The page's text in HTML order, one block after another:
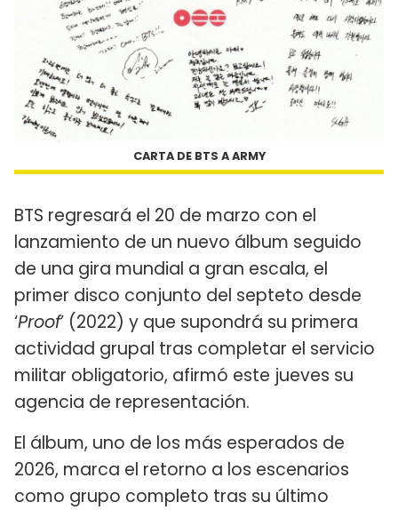
CARTA DE BTS A ARMY
BTS regresará el 20 de marzo con el
lanzamiento de un nuevo álbum seguido
de una gira mundial a gran escala, el
primer disco conjunto del septeto desde
‘Proof’ (2022) y que supondrá su primera
actividad grupal tras completar el servicio
militar obligatorio, afirmó este jueves su
agencia de representación.
El álbum, uno de los más esperados de
2026, marca el retorno a los escenarios
como grupo completo tras su último